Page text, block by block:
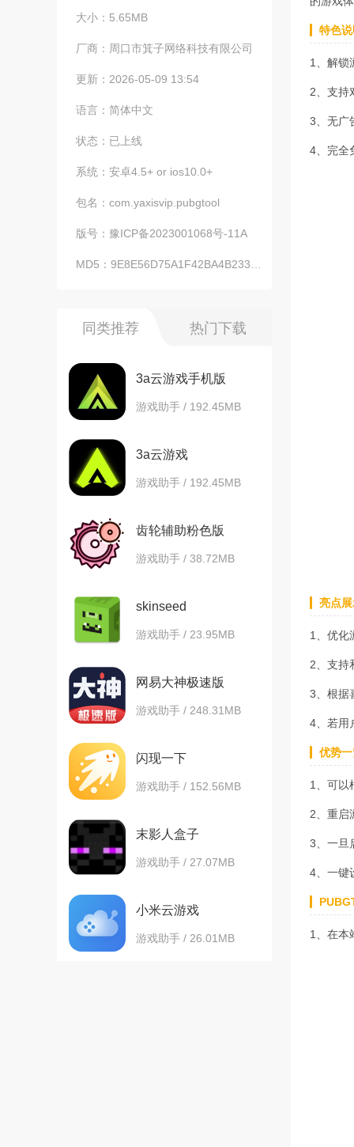
大小： 5.65MB
厂商： 周口市箕子网络科技有限公司
更新： 2026-05-09 13:54
语言： 简体中文
状态： 已上线
系统： 安卓4.5+ or ios10.0+
包名： com.yaxisvip.pubgtool
版号： 豫ICP备2023001068号-11A
MD5： 9E8E56D75A1F42BA4B233F2E0F3F4289
同类推荐 热门下载
3a云游戏手机版
游戏助手 / 192.45MB
3a云游戏
游戏助手 / 192.45MB
齿轮辅助粉色版
游戏助手 / 38.72MB
skinseed
游戏助手 / 23.95MB
网易大神极速版
游戏助手 / 248.31MB
闪现一下
游戏助手 / 152.56MB
末影人盒子
游戏助手 / 27.07MB
小米云游戏
游戏助手 / 26.01MB
特色
1、解锁
2、支持
3、无广
4、完全
亮点
1、优化
2、支持
3、根据
4、若用
优势
1、可以
2、重启
3、一旦
4、一键
1、在本